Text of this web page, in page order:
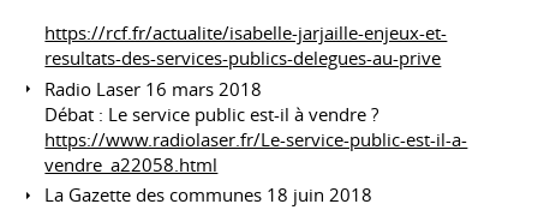
https://rcf.fr/actualite/isabelle-jarjaille-enjeux-et-
resultats-des-services-publics-delegues-au-prive
Radio Laser 16 mars 2018
Débat : Le service public est-il à vendre ?
https://www.radiolaser.fr/Le-service-public-est-il-a-
vendre_a22058.html
La Gazette des communes 18 juin 2018